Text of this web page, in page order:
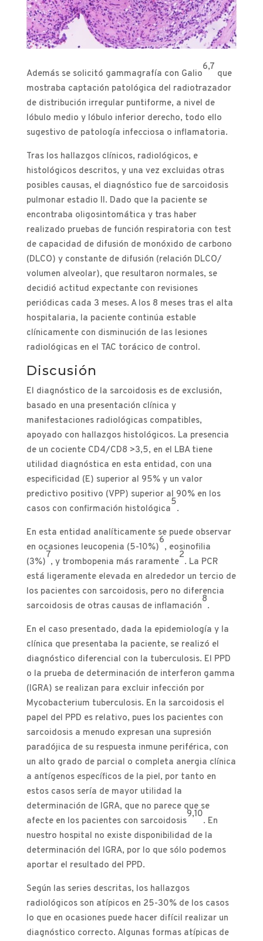
Además se solicitó gammagrafía con Galio
6,7
que
mostraba captación patológica del radiotrazador
de distribución irregular puntiforme, a nivel de
lóbulo medio y lóbulo inferior derecho, todo ello
sugestivo de patología infecciosa o inflamatoria.
Tras los hallazgos clínicos, radiológicos, e
histológicos descritos, y una vez excluidas otras
posibles causas, el diagnóstico fue de sarcoidosis
pulmonar estadio II. Dado que la paciente se
encontraba oligosintomática y tras haber
realizado pruebas de función respiratoria con test
de capacidad de difusión de monóxido de carbono
(DLCO) y constante de difusión (relación DLCO/
volumen alveolar), que resultaron normales, se
decidió actitud expectante con revisiones
periódicas cada 3 meses. A los 8 meses tras el alta
hospitalaria, la paciente continúa estable
clínicamente con disminución de las lesiones
radiológicas en el TAC torácico de control.
Discusión
El diagnóstico de la sarcoidosis es de exclusión,
basado en una presentación clínica y
manifestaciones radiológicas compatibles,
apoyado con hallazgos histológicos. La presencia
de un cociente CD4/CD8 >3,5, en el LBA tiene
utilidad diagnóstica en esta entidad, con una
especificidad (E) superior al 95% y un valor
predictivo positivo (VPP) superior al 90% en los
casos con confirmación histológica
5
.
En esta entidad analíticamente se puede observar
en ocasiones leucopenia (5-10%)
6
, eosinofilia
(3%)
7
, y trombopenia más raramente
2
. La PCR
está ligeramente elevada en alrededor un tercio de
los pacientes con sarcoidosis, pero no diferencia
sarcoidosis de otras causas de inflamación
8
.
En el caso presentado, dada la epidemiología y la
clínica que presentaba la paciente, se realizó el
diagnóstico diferencial con la tuberculosis. El PPD
o la prueba de determinación de interferon gamma
(IGRA) se realizan para excluir infección por
Mycobacterium tuberculosis. En la sarcoidosis el
papel del PPD es relativo, pues los pacientes con
sarcoidosis a menudo expresan una supresión
paradójica de su respuesta inmune periférica, con
un alto grado de parcial o completa anergia clínica
a antígenos específicos de la piel, por tanto en
estos casos sería de mayor utilidad la
determinación de IGRA, que no parece que se
afecte en los pacientes con sarcoidosis
9,10
. En
nuestro hospital no existe disponibilidad de la
determinación del IGRA, por lo que sólo podemos
aportar el resultado del PPD.
Según las series descritas, los hallazgos
radiológicos son atípicos en 25-30% de los casos
lo que en ocasiones puede hacer difícil realizar un
diagnóstico correcto. Algunas formas atípicas de